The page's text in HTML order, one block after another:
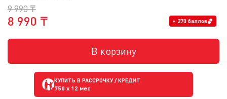
9 990 ₸
8 990 ₸ + 270 баллов
В корзину
КУПИТЬ В РАССРОЧКУ / КРЕДИТ
750 x 12 мес